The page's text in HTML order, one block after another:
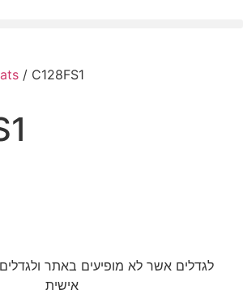
/ C128FS1
לגדלים אשר לא מופיעים באתר
אישית